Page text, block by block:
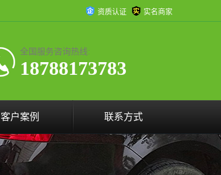
资质认证 实名商家
全国服务咨询热线:
18788173783
客户案例 联系方式